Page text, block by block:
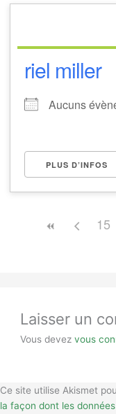
riel miller
Aucuns
PLUS D’INFOS
15
Laisser un
Vous devezvous
Ce site utilise Akismet
la façon dont les